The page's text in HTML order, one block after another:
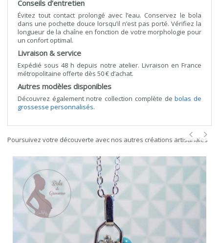
Conseils d’entretien
Évitez tout contact prolongé avec l’eau. Conservez le bola
dans une pochette douce lorsqu’il n’est pas porté. Vérifiez la
longueur de la chaîne en fonction de votre morphologie pour
un confort optimal.
Livraison & service
Expédié sous 48 h depuis notre atelier. Livraison en France
métropolitaine offerte dès 50 € d’achat.
Autres modèles disponibles
Découvrez également notre collection complète debolas de
grossesse personnalisés.
Poursuivez votre découverte avec nos autres créations artisanales